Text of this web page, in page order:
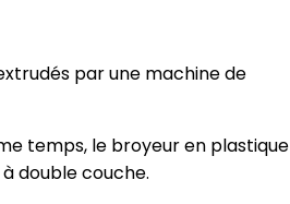
par une machine de
temps, le broyeur en plastique
double couche.